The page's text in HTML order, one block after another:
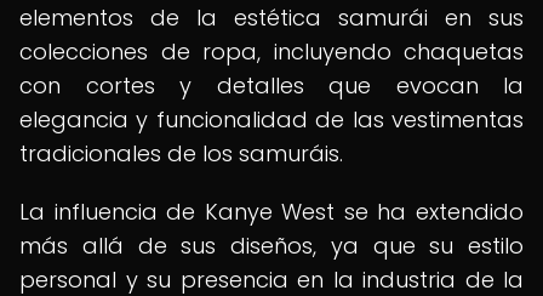
elementos de la estética samurái en sus
colecciones de ropa, incluyendo chaquetas
con cortes y detalles que evocan la
elegancia y funcionalidad de las vestimentas
tradicionales de los samuráis.
La influencia de Kanye West se ha extendido
más allá de sus diseños, ya que su estilo
personal y su presencia en la industria de la